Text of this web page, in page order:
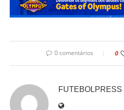
0 comentários 0
FUTEBOLPRESS